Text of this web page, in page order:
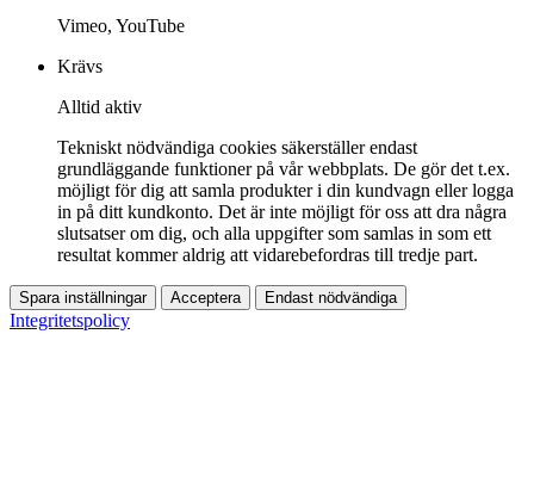
Vimeo, YouTube
Krävs
Alltid aktiv
Tekniskt nödvändiga cookies säkerställer endast
grundläggande funktioner på vår webbplats. De gör det t.ex.
möjligt för dig att samla produkter i din kundvagn eller logga
in på ditt kundkonto. Det är inte möjligt för oss att dra några
slutsatser om dig, och alla uppgifter som samlas in som ett
resultat kommer aldrig att vidarebefordras till tredje part.
Spara inställningar Acceptera Endast nödvändiga
Integritetspolicy